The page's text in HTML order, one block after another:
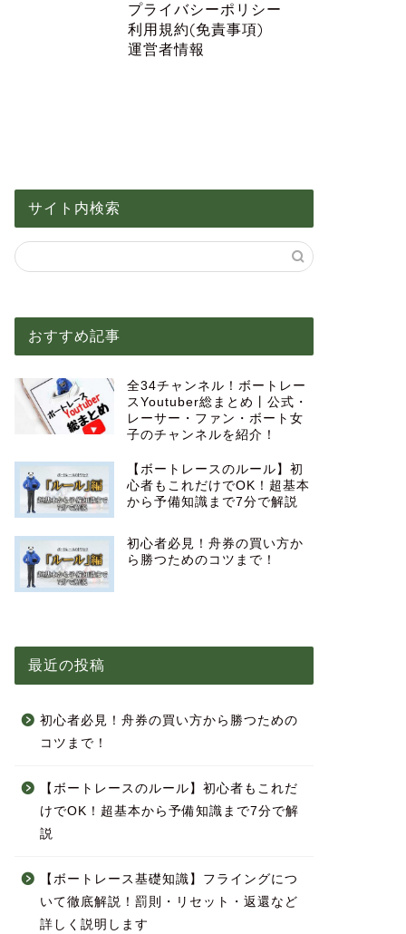
プライバシーポリシー
利用規約(免責事項)
運営者情報
サイト内検索
おすすめ記事
全34チャンネル！ボートレー
スYoutuber総まとめ丨公式・
レーサー・ファン・ボート女
子のチャンネルを紹介！
【ボートレースのルール】初
心者もこれだけでOK！超基本
から予備知識まで7分で解説
初心者必見！舟券の買い方か
ら勝つためのコツまで！
最近の投稿
初心者必見！舟券の買い方から勝つための
コツまで！
【ボートレースのルール】初心者もこれだ
けでOK！超基本から予備知識まで7分で解
説
【ボートレース基礎知識】フライングにつ
いて徹底解説！罰則・リセット・返還など
詳しく説明します